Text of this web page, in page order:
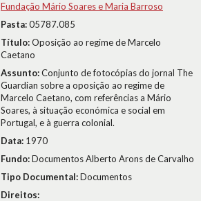
Fundação Mário Soares e Maria Barroso
Pasta:05787.085
Título:Oposição ao regime de Marcelo
Caetano
Assunto:Conjunto de fotocópias do jornal The
Guardian sobre a oposição ao regime de
Marcelo Caetano, com referências a Mário
Soares, à situação económica e social em
Portugal, e à guerra colonial.
Data: 1970
Fundo:Documentos Alberto Arons de Carvalho
Tipo Documental:Documentos
Direitos: